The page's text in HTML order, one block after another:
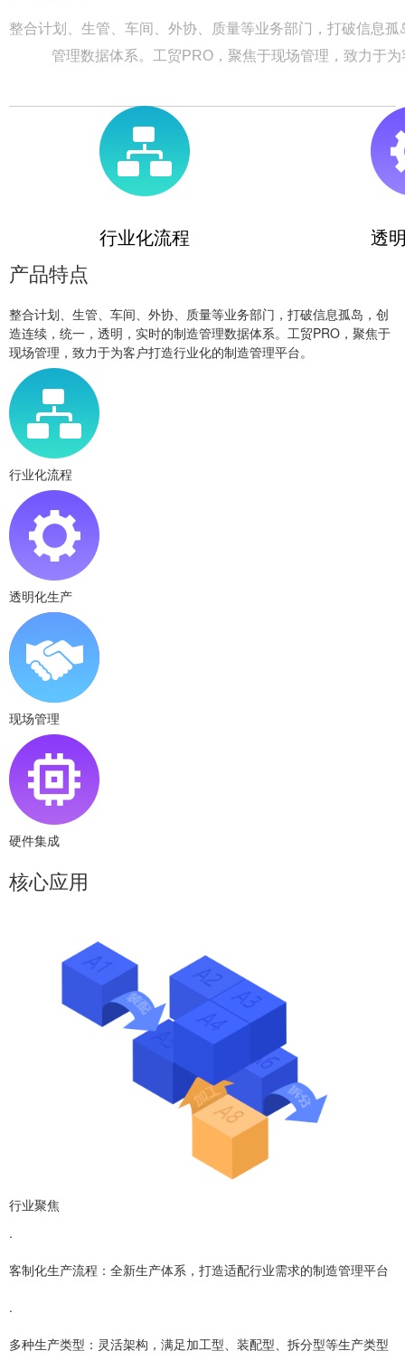
整合计划、生管、车间、外协、质量等业务部门，打破信息
管理数据体系。工贸PRO，聚焦于现场管理，致力于
行业化流程 透
产品特点
整合计划、生管、车间、外协、质量等业务部门，打破信息孤岛，创
造连续，统一，透明，实时的制造管理数据体系。工贸PRO，聚焦于
现场管理，致力于为客户打造行业化的制造管理平台。
行业化流程
透明化生产
现场管理
硬件集成
核心应用
行业聚焦
.
客制化生产流程：全新生产体系，打造适配行业需求的制造管理平台
.
多种生产类型：灵活架构，满足加工型、装配型、拆分型等生产类型